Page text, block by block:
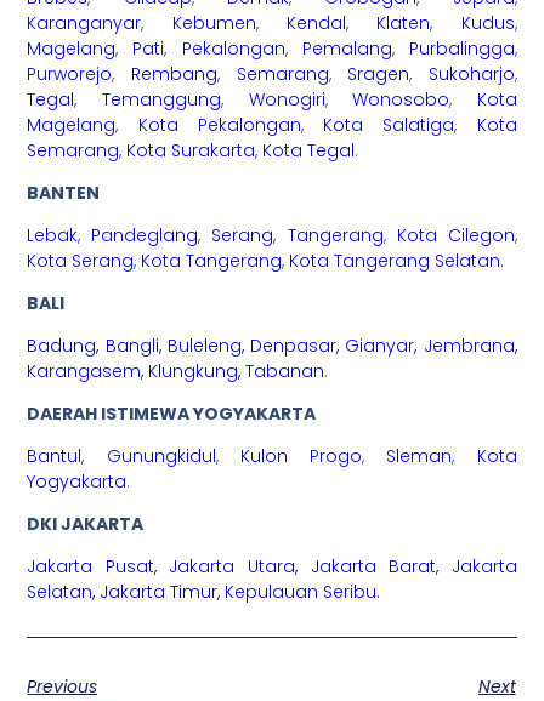
Karanganyar, Kebumen, Kendal, Klaten, Kudus,
Magelang, Pati, Pekalongan, Pemalang, Purbalingga,
Purworejo, Rembang, Semarang, Sragen, Sukoharjo,
Tegal, Temanggung, Wonogiri,Wonosobo, Kota
Magelang, Kota Pekalongan, Kota Salatiga, Kota
Semarang, Kota Surakarta, Kota Tegal.
BANTEN
Lebak, Pandeglang, Serang, Tangerang, Kota Cilegon,
Kota Serang, Kota Tangerang, Kota Tangerang Selatan.
BALI
Badung, Bangli, Buleleng, Denpasar, Gianyar, Jembrana,
Karangasem, Klungkung,Tabanan.
DAERAH ISTIMEWA YOGYAKARTA
Bantul, Gunungkidul, Kulon Progo, Sleman, Kota
Yogyakarta.
DKI JAKARTA
Jakarta Pusat, Jakarta Utara, Jakarta Barat, Jakarta
Selatan, Jakarta Timur, Kepulauan Seribu.
Previous Next